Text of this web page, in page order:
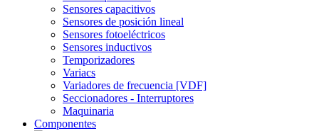
Sensores capacitivos
Sensores de posición lineal
Sensores fotoeléctricos
Sensores inductivos
Temporizadores
Variacs
Variadores de frecuencia [VDF]
Seccionadores - Interruptores
Maquinaria
Componentes